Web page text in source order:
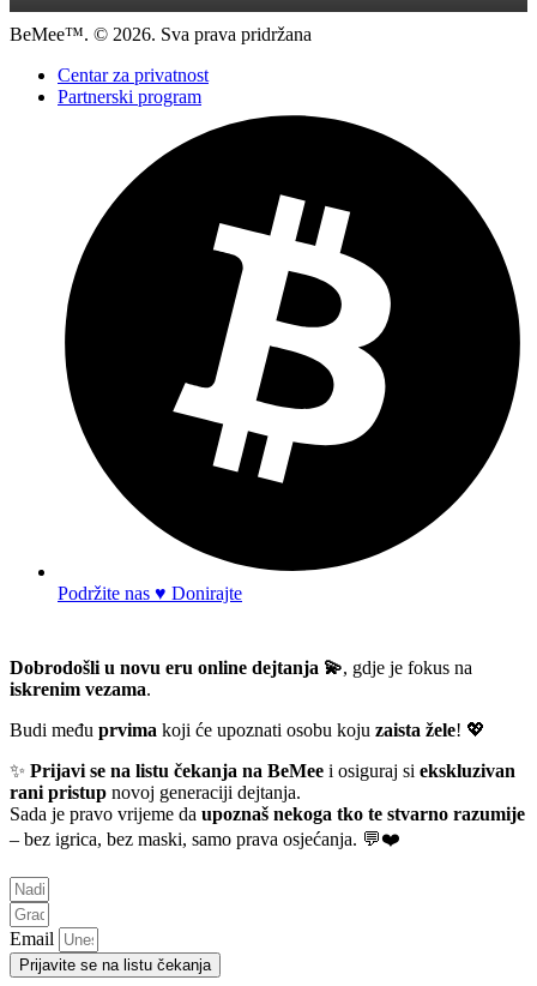
BeMee™. © 2026. Sva prava pridržana
Centar za privatnost
Partnerski program
Podržite nas ♥ Donirajte
Dobrodošli u novu eru online dejtanja 💫, gdje je fokus na
iskrenim vezama.
Budi među prvima koji će upoznati osobu koju zaista žele! 💖
✨ Prijavi se na listu čekanja na BeMee i osiguraj si ekskluzivan
rani pristup novoj generaciji dejtanja.
Sada je pravo vrijeme da upoznaš nekoga tko te stvarno razumije
– bez igrica, bez maski, samo prava osjećanja. 💬❤️
Email
Prijavite se na listu čekanja